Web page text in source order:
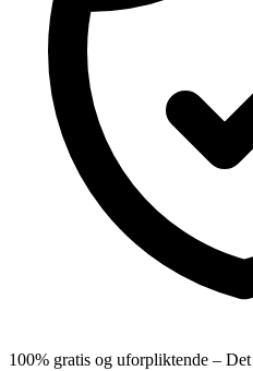
100% gratis og uforpliktende –